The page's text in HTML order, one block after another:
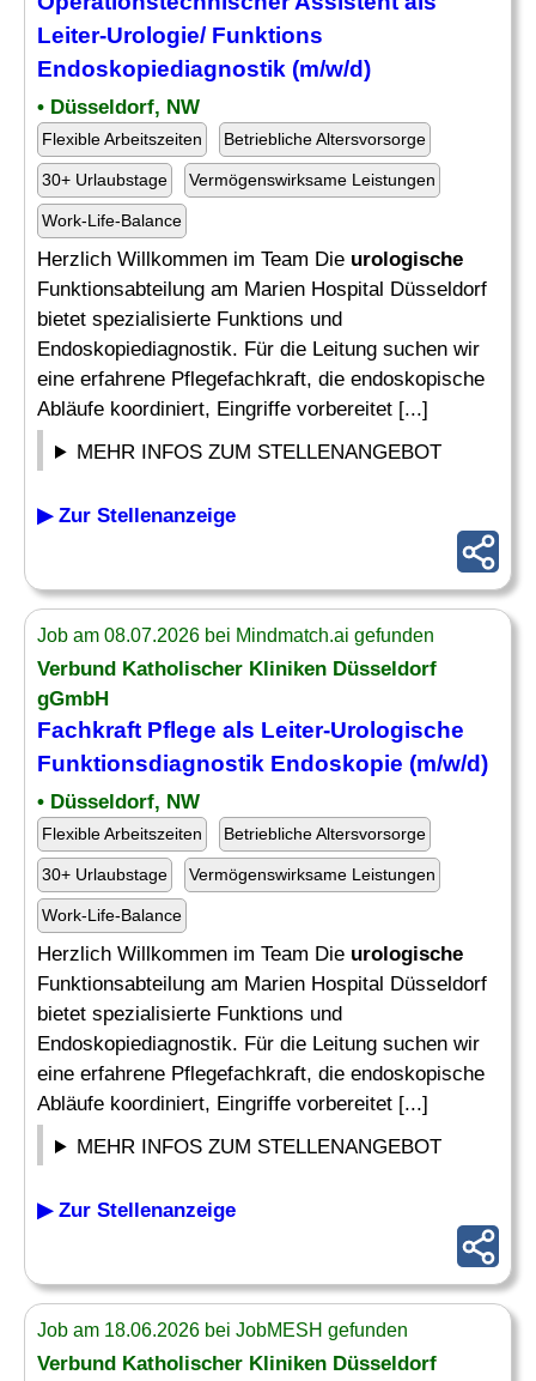
Leiter-Urologie/ Funktions
Endoskopiediagnostik (m/w/d)
• Düsseldorf, NW
Flexible Arbeitszeiten Betriebliche Altersvorsorge
30+ Urlaubstage Vermögenswirksame Leistungen
Work-Life-Balance
Herzlich Willkommen im Team Die urologische
Funktionsabteilung am Marien Hospital Düsseldorf
bietet spezialisierte Funktions und
Endoskopiediagnostik. Für die Leitung suchen wir
eine erfahrene Pflegefachkraft, die endoskopische
Abläufe koordiniert, Eingriffe vorbereitet [...]
MEHR INFOS ZUM STELLENANGEBOT
▶ Zur Stellenanzeige
Job am 08.07.2026 bei Mindmatch.ai gefunden
Verbund Katholischer Kliniken Düsseldorf
gGmbH
Fachkraft Pflege als Leiter-Urologische
Funktionsdiagnostik Endoskopie (m/w/d)
• Düsseldorf, NW
Flexible Arbeitszeiten Betriebliche Altersvorsorge
30+ Urlaubstage Vermögenswirksame Leistungen
Work-Life-Balance
Herzlich Willkommen im Team Die urologische
Funktionsabteilung am Marien Hospital Düsseldorf
bietet spezialisierte Funktions und
Endoskopiediagnostik. Für die Leitung suchen wir
eine erfahrene Pflegefachkraft, die endoskopische
Abläufe koordiniert, Eingriffe vorbereitet [...]
MEHR INFOS ZUM STELLENANGEBOT
▶ Zur Stellenanzeige
Job am 18.06.2026 bei JobMESH gefunden
Verbund Katholischer Kliniken Düsseldorf